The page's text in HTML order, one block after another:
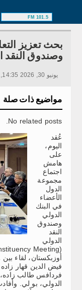
101.5 FM
بحث تعزيز
وصندوق
يونيو 30, 2026 14:35, 910 مشاهدات
مواضيع ذات صلة
No related posts.
عُقد
اليوم،
على
هامش
اجتماع
مجموعة
الدول
الأعضاء
في البنك
الدولي
وصندوق
النقد
الدولي
أوزبكستان، لقاء
فيض الدين قهار
فردافس طالب زاده،
الدولي، بو لي.